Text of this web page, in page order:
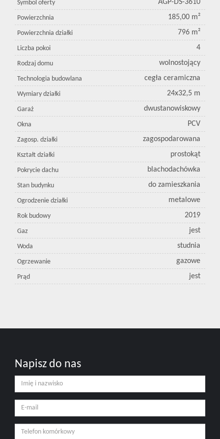
Symbol oferty AGP-DS-3610
Powierzchnia 185,00 m²
Powierzchnia działki 796 m²
Liczba pokoi 4
Rodzaj domu wolnostojący
Technologia budowlana cegła ceramiczna
Wymiary działki 24x32,5 m
Garaż dwustanowiskowy
Okna PCV
Zagosp. działki zagospodarowana
Kształt działki prostokąt
Pokrycie dachu blachodachówka
Stan budynku do zamieszkania
Ogrodzenie działki metalowe
Rok budowy 2019
Gaz jest
Woda studnia
Ogrzewanie gazowe
Prąd jest
Napisz do nas